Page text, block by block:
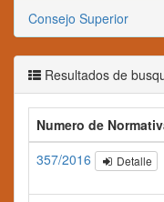
Consejo Superior
Resultados de
Numero de
357/2016
Detalle